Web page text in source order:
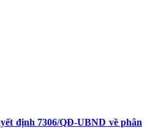
định 7306/QĐ-UBND về phân